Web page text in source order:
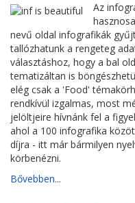
Az
nevű oldal infografikák
tallózhatunk a rengeteg
választáshoz, hogy a bal
tematizáltan is
elég csak a 'Food'
rendkívül izgalmas, most
jelöltjeire hívnánk fel a
ahol a 100 infografika
díjra - itt már bármilyen
körbenézni.
Bővebben...